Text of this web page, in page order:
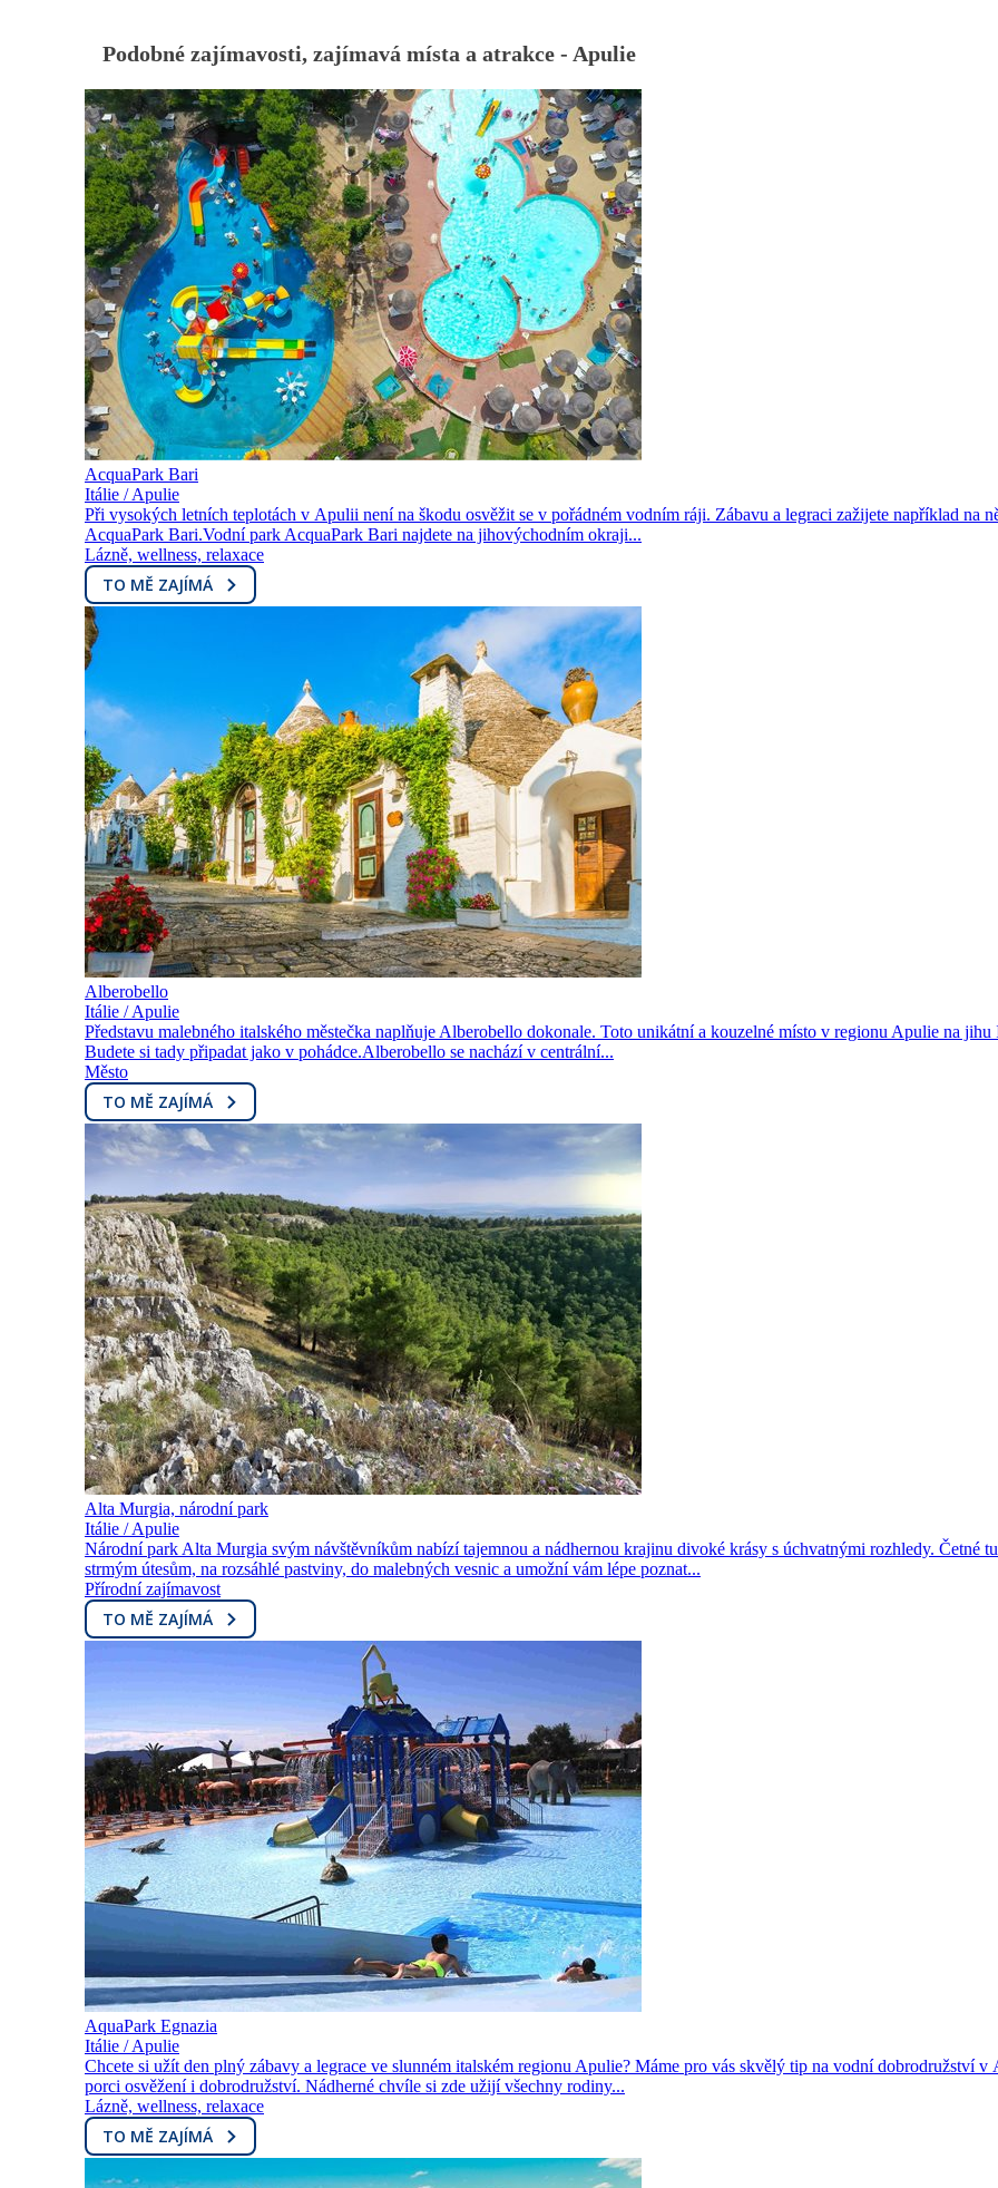
Podobné zajímavosti, zajímavá místa a atrakce - Apulie
AcquaPark Bari
Itálie / Apulie
Při vysokých letních teplotách v Apulii není na škodu osvěžit se v pořádném vodním ráji. Zábavu a legraci zažijete například na
AcquaPark Bari.Vodní park AcquaPark Bari najdete na jihovýchodním okraji...
Lázně, wellness, relaxace
TO MĚ ZAJÍMÁ
Alberobello
Itálie / Apulie
Představu malebného italského městečka naplňuje Alberobello dokonale. Toto unikátní a kouzelné místo v regionu Apulie na
Budete si tady připadat jako v pohádce.Alberobello se nachází v centrální...
Město
TO MĚ ZAJÍMÁ
Alta Murgia, národní park
Itálie / Apulie
Národní park Alta Murgia svým návštěvníkům nabízí tajemnou a nádhernou krajinu divoké krásy s úchvatnými rozhledy. Četné
strmým útesům, na rozsáhlé pastviny, do malebných vesnic a umožní vám lépe poznat...
Přírodní zajímavost
TO MĚ ZAJÍMÁ
AquaPark Egnazia
Itálie / Apulie
Chcete si užít den plný zábavy a legrace ve slunném italském regionu Apulie? Máme pro vás skvělý tip na vodní dobrodružství
porci osvěžení i dobrodružství. Nádherné chvíle si zde užijí všechny rodiny...
Lázně, wellness, relaxace
TO MĚ ZAJÍMÁ